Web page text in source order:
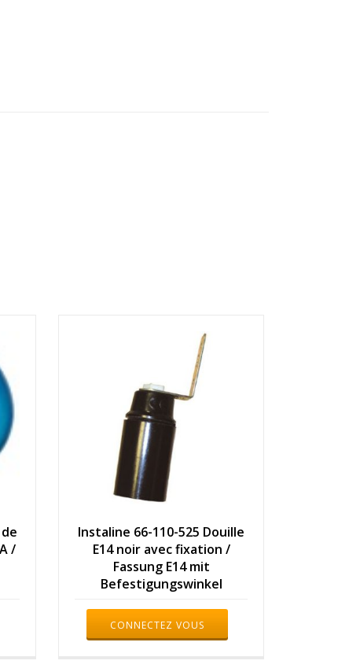
/
Instaline 66-110-525 Douille
E14 noir avec fixation /
Fassung E14 mit
Befestigungswinkel
CONNECTEZ VOUS